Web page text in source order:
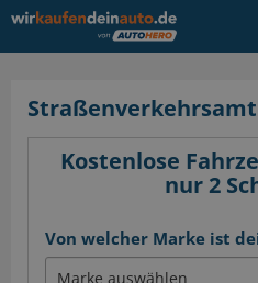
Kostenlose
nur 2
Von welcher Marke ist